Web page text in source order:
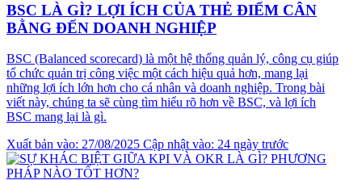
BSC LÀ GÌ? LỢI ÍCH CỦA THẺ ĐIỂM CÂN
BẰNG ĐẾN DOANH NGHIỆP
BSC (Balanced scorecard) là một hệ thống quản lý, công cụ giúp
tổ chức quản trị công việc một cách hiệu quả hơn, mang lại
những lợi ích lớn hơn cho cá nhân và doanh nghiệp. Trong bài
viết này, chúng ta sẽ cùng tìm hiểu rõ hơn về BSC, và lợi ích
BSC mang lại là gì.
Xuất bản vào: 27/08/2025 Cập nhật vào: 24 ngày trước